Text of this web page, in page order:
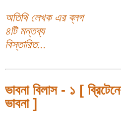
অতিথি লেখক এর ব্লগ
৪টি মন্তব্য
বিস্তারিত...
ভাবনা বিলাস - ১ [
ভাবনা ]